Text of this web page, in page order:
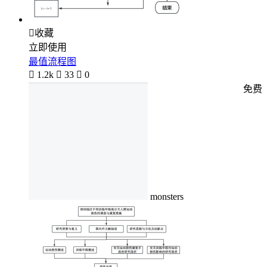
收藏
立即使用
最值流程图
 1.2k  33  0
monsters
免费